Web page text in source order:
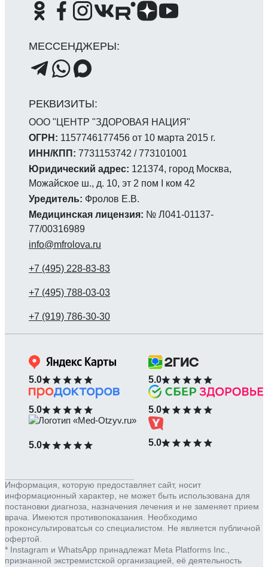
ООО "ЦЕНТР "ЗДОРОВАЯ НАЦИЯ"
ОГРН: 1157746177456 от 10 марта 2015 г.
ИНН/КПП: 7731153742 / 773101001
Юридический адрес: 121374, город Москва,
Можайское ш., д. 10, эт 2 пом I ком 42
Уредитель: Фролов Е.В.
Медицинская лицензия: № Л041-01137-
77/00316989
info@mfrolova.ru
5.0 5.0
5.0 5.0
5.0 5.0
Информация, которую предоставляет сайт, носит
информационный характер, не может быть использована для
постановки диагноза, назначения лечения и не заменяет прием
врача. Имеются противопоказания. Необходимо
проконсультироватсья со специалистом. Не является публичной
офертой.
* Instagram и WhatsApp принадлежат Meta Platforms Inc.,
признанной экстремистской организацией, её деятельность